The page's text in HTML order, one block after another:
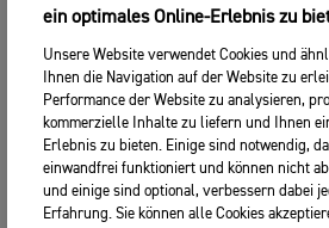
ein optimales Online-Erlebnis zu
Unsere Website verwendet Cookies und
Ihnen die Navigation auf der Website zu
Performance der Website zu analysieren,
kommerzielle Inhalte zu liefern und Ihnen
Erlebnis zu bieten. Einige sind notwendig,
einwandfrei funktioniert und können nicht
und einige sind optional, verbessern dabei
Erfahrung. Sie können alle Cookies